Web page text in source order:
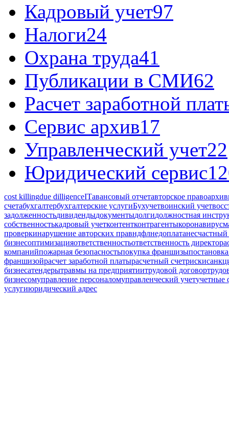
Кадровый учет97
Налоги24
Охрана труда41
Публикации в СМИ62
Расчет заработной
Сервис архив17
Управленческий учет22
Юридический сервис
cost killingdue dilligenceITавансовый отчетавторское право
счетабухгалтербухгалтерские услугиБухучетвоинский учет
задолженностьдивидендыдокументыдолгидолжностная
собственностькадровый учетконтентконтрагентыкоронавирус
проверкинарушение авторских правндфлнедоплатанесчастный
бизнесоптимизацияответственностьответственность директора
компанийпожарная безопасностьпокупка франшизы
франшизойрасчет заработной платырасчетный счетриски
бизнесатендерытравмы на предприятиитрудовой договор
бизнесомуправление персоналомуправленческий учетучетные
услугиюридический адрес